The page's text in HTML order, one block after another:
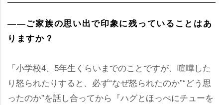
――ご家族の思い出で印象に残っていることはあ
りますか？
「小学校4、5年生くらいまでのことですが、喧嘩した
り怒られたりすると、必ず“なぜ怒られたのか”“どう思
ったのか”を話し合ってから『ハグとほっぺにチューを